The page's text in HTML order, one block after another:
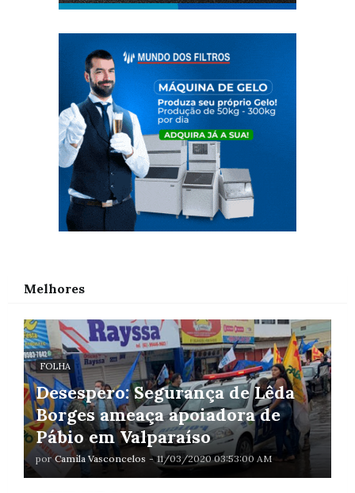
Melhores
FOLHA
Desespero: Segurança de Lêda
Borges ameaça apoiadora de
Pábio em Valparaíso
por Camila Vasconcelos - 11/03/2020 03:53:00 AM